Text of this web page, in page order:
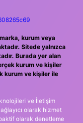
kurum veya
Sitede yalnızca
Burada yer alan
kurum ve kişiler
kurum ve kişiler ile
ve İletişim
olarak hizmet
olarak denetleme